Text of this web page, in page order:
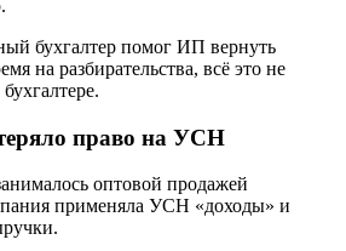
бухгалтер помог ИП вернуть
на разбирательства, всё это не
право на УСН
оптовой продажей
применяла УСН «доходы» и